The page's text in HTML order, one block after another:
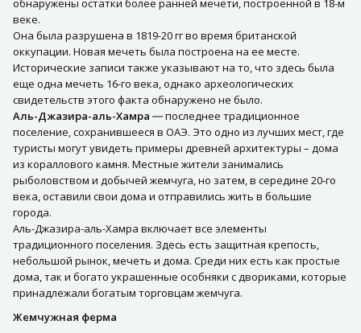
обнаружены остатки более ранней мечети, построенной в 18-м
веке.
Она была разрушена в 1819-20 гг во время британской
оккупации. Новая мечеть была построена на ее месте.
Исторические записи также указывают на то, что здесь была
еще одна мечеть 16-го века, однако археологических
свидетельств этого факта обнаружено не было.
Аль-Джазира-аль-Хамра ― последнее традиционное
поселение, сохранившееся в ОАЭ. Это одно из лучших мест, где
туристы могут увидеть примеры древней архитектуры – дома
из кораллового камня. Местные жители занимались
рыболовством и добычей жемчуга, но затем, в середине 20-го
века, оставили свои дома и отправились жить в большие
города.
Аль-Джазира-аль-Хамра включает все элементы
традиционного поселения. Здесь есть защитная крепость,
небольшой рынок, мечеть и дома. Среди них есть как простые
дома, так и богато украшенные особняки с двориками, которые
принадлежали богатым торговцам жемчуга.
Жемчужная ферма